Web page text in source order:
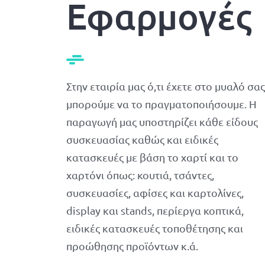
Εφαρμογές
Στην εταιρία μας ό,τι έχετε στο μυαλό
μπορούμε να το πραγματοποιήσουμε. Η
παραγωγή μας υποστηρίζει κάθε είδους
συσκευασίας καθώς και ειδικές
κατασκευές με βάση το χαρτί και το
χαρτόνι όπως: κουτιά, τσάντες,
συσκευασίες, αφίσες και καρτολίνες,
display και stands, περίεργα κοπτικά,
ειδικές κατασκευές τοποθέτησης και
προώθησης προϊόντων κ.ά.